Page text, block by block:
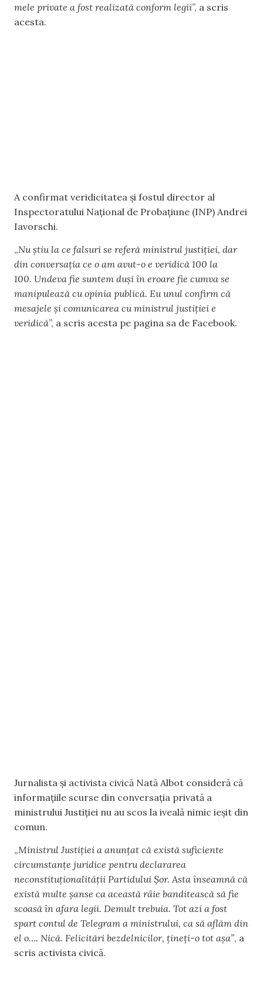
mele private a fost realizată conform legii”, a scris
acesta.
A confirmat veridicitatea și fostul director al
Inspectoratului Național de Probațiune (INP) Andrei
Iavorschi.
„Nu știu la ce falsuri se referă ministrul justiției, dar
din conversația ce o am avut-o e veridică 100 la
100. Undeva fie suntem duși în eroare fie cumva se
manipulează cu opinia publică. Eu unul confirm că
mesajele și comunicarea cu ministrul justiției e
veridică”, a scris acesta pe pagina sa de Facebook.
Jurnalista și activista civică Nată Albot consideră că
informațiile scurse din conversația privată a
ministrului Justiției nu au scos la iveală nimic ieșit din
comun.
„Ministrul Justiției a anunțat că există suficiente
circumstanțe juridice pentru declararea
neconstituționalității Partidului Șor. Asta înseamnă că
există multe șanse ca această râie banditească să fie
scoasă în afara legii. Demult trebuia. Tot azi a fost
spart contul de Telegram a ministrului, ca să aflăm din
el o…. Nică. Felicitări bezdelnicilor, țineți-o tot așa”, a
scris activista civică.